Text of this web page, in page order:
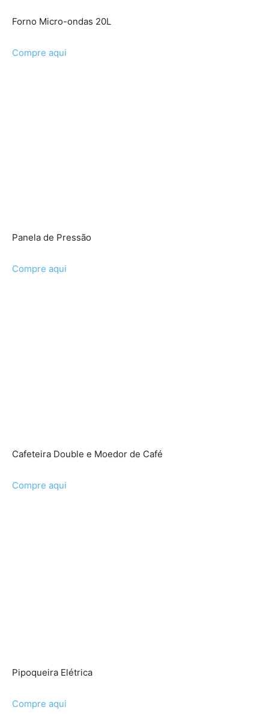
Forno Micro-ondas 20L
Compre aqui
Panela de Pressão
Compre aqui
Cafeteira Double e Moedor de Café
Compre aqui
Pipoqueira Elétrica
Compre aqui